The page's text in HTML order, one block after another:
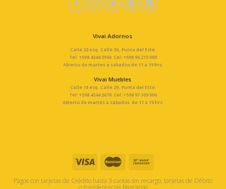
Vivai Adornos
Calle 20 esq. Calle 30, Punta del Este.
Tel: +598 4244 3566 Cel: +598 96 215 000
Abierto de martes a sabados de 11 a 19 hrs.
Vivai Muebles
Calle 18 esq. Calle 29, Punta del Este.
Tel: +598 4244 2678 Cel: +598 97 109 900
Abierto de martes a sábados de 11 a 19 hrs.
Pagos con tarjetas de Crédito hasta 3 cuotas sin recargo, tarjetas de Débito
o transferencias Bancarias